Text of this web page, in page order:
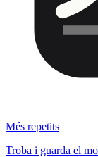
Més repetits
Troba i guarda el